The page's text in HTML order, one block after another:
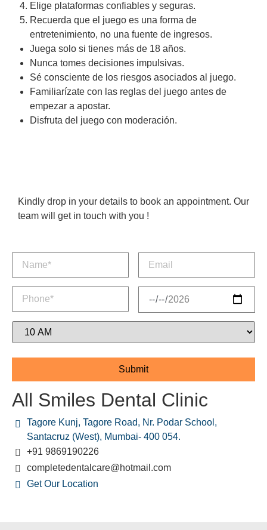
Elige plataformas confiables y seguras.
Recuerda que el juego es una forma de
entretenimiento, no una fuente de ingresos.
Juega solo si tienes más de 18 años.
Nunca tomes decisiones impulsivas.
Sé consciente de los riesgos asociados al juego.
Familiarízate con las reglas del juego antes de
empezar a apostar.
Disfruta del juego con moderación.
Kindly drop in your details to book an appointment. Our
team will get in touch with you !
All Smiles Dental Clinic
Tagore Kunj, Tagore Road, Nr. Podar School,
Santacruz (West), Mumbai- 400 054.
+91 9869190226
completedentalcare@hotmail.com
Get Our Location